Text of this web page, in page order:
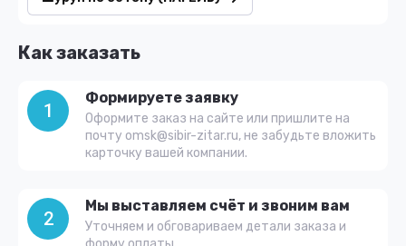
Как заказать
1
Формируете заявку
Оформите заказ на сайте или пришлите на
почту omsk@sibir-zitar.ru, не забудьте вложить
карточку вашей компании.
2
Мы выставляем счёт и звоним вам
Уточняем и обговариваем детали заказа и